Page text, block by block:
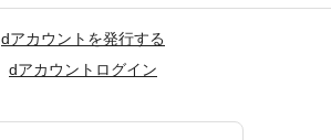
dアカウントを発行する
dアカウントログイン